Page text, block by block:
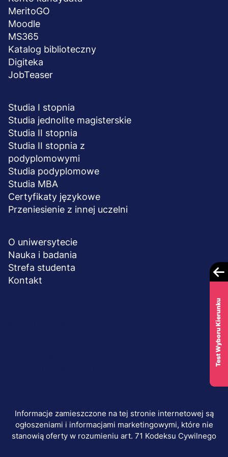
MeritoGO
Moodle
MS365
Katalog biblioteczny
Digiteka
JobTeaser
Studia I stopnia
Studia jednolite magisterskie
Studia II stopnia
Studia II stopnia z
podyplomowymi
Studia podyplomowe
Studia MBA
Certyfikaty językowe
Przeniesienie z innej uczelni
O uniwersytecie
Nauka i badania
Strefa studenta
Kontakt
Informacje zamieszczone na tej stronie internetowej są
ogłoszeniami i informacjami marketingowymi, które nie
stanowią oferty w rozumieniu art. 71 Kodeksu Cywilnego
Test Wyboru Kierunku